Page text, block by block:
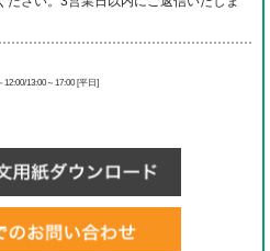
12:00/13:00～17:00 [平日]